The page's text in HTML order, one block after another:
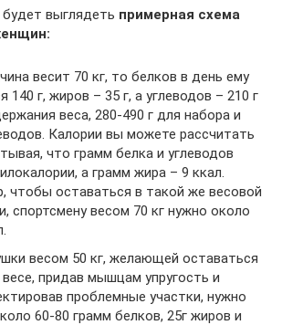
выглядеть примерная схема
весит 70 кг, то белков в день ему
140 г, жиров – 35 г, а углеводов – 210 г
веса, 280-490 г для набора и
Калории вы можете рассчитать
что грамм белка и углеводов
а грамм жира – 9 ккал.
чтобы оставаться в такой же весовой
спортсмену весом 70 кг нужно около
весом 50 кг, желающей оставаться
придав мышцам упругость и
проблемные участки, нужно
60-80 грамм белков, 25г жиров и